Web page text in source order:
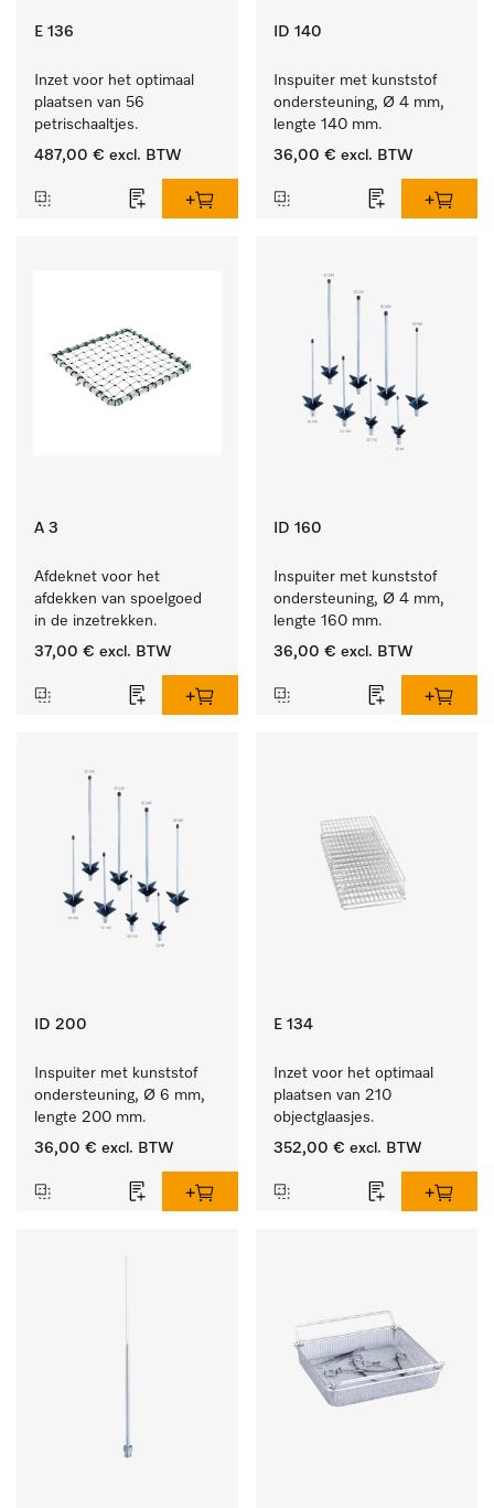
E 136
Inzet voor het optimaal
plaatsen van 56
petrischaaltjes.
487,00 € excl. BTW
ID 140
Inspuiter met kunststof
ondersteuning, Ø 4 mm,
lengte 140 mm.
36,00 € excl. BTW
A 3
Afdeknet voor het
afdekken van spoelgoed
in de inzetrekken.
37,00 € excl. BTW
ID 160
Inspuiter met kunststof
ondersteuning, Ø 4 mm,
lengte 160 mm.
36,00 € excl. BTW
ID 200
Inspuiter met kunststof
ondersteuning, Ø 6 mm,
lengte 200 mm.
36,00 € excl. BTW
E 134
Inzet voor het optimaal
plaatsen van 210
objectglaasjes.
352,00 € excl. BTW